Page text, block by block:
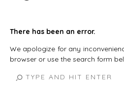
There has been an error.
We apologize for any
browser or use the search form